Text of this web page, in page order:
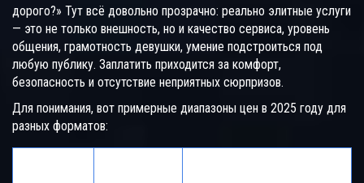
дорого?» Тут всё довольно прозрачно: реально элитные услуги
— это не только внешность, но и качество сервиса, уровень
общения, грамотность девушки, умение подстроиться под
любую публику. Заплатить приходится за комфорт,
безопасность и отсутствие неприятных сюрпризов.
Для понимания, вот примерные диапазоны цен в 2025 году для
разных форматов: